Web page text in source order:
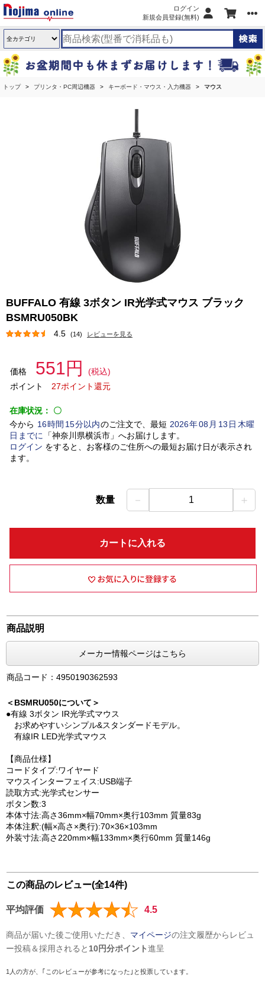
ログイン
新規会員登録(無料)
トップ プリンタ・PC周辺機器 キーボード・マウス・入力機器 マウス
BUFFALO 有線 3ボタン IR光学式マウス ブラック
BSMRU050BK
4.5 (14) レビューを見る
価格 551円
(税込)
ポイント
27ポイント還元
在庫状況： 〇
今から 16時間 15分以内のご注文で、最短 2026年08 月 13 日木曜
日 までに 「神奈川県横浜市」 へお届けします。
ログイン をすると、お客様のご住所への最短お届け日が表示され
ます。
数量 － 1 ＋
カートに入れる
商品説明
メーカー情報ページはこちら
商品コード：4950190362593
＜BSMRU050について＞
●有線 3ボタン IR光学式マウス
お求めやすいシンプル&スタンダードモデル。
有線IR LED光学式マウス
【商品仕様】
コードタイプ:ワイヤード
マウスインターフェイス:USB端子
読取方式:光学式センサー
ボタン数:3
本体寸法:高さ36mm×幅70mm×奥行103mm 質量83g
本体注釈:(幅×高さ×奥行):70×36×103mm
外装寸法:高さ220mm×幅133mm×奥行60mm 質量146g
この商品のレビュー(全14件)
平均評価 4.5
商品が届いた後ご使用いただき、 マイページの注文履歴からレビュ
ー投稿＆採用されると 10円分ポイント進呈
1人の方が、｢このレビューが参考になった｣と投票しています。